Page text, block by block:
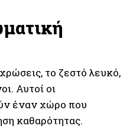
το ζεστό λευκό,
Αυτοί οι
έναν χώρο που
καθαρότητας.